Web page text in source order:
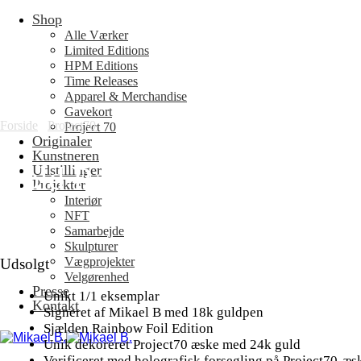
FortsætShop
Alle Værker
Limited Editions
HPM Editions
Time Releases
Apparel & Merchandise
Gavekort
Project 70
Originaler
Kunstneren
Udstillinger
Projekter
Interiør
NFT
Samarbejde
Skulpturer
Vægprojekter
Velgørenhed
Presse
Kontakt
Forside Project70
Gold Rainbow Foil: Tatis Jr.
Udsolgt
Unikt 1/1 eksemplar
Signeret af Mikael B med 18k guldpen
Sjælden Rainbow Foil Edition
Unik dekoreret Project70 æske med 24k guld